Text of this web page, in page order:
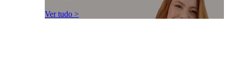
Ver tudo >